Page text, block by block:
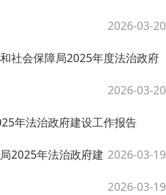
2026-03-19
治政府建设工
2026-03-19
年度法治政府建设情况
2026-03-18